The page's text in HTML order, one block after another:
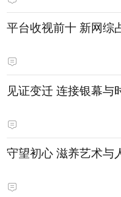
平台收视前十 新网综
见证变迁 连接银幕与
守望初心 滋养艺术与